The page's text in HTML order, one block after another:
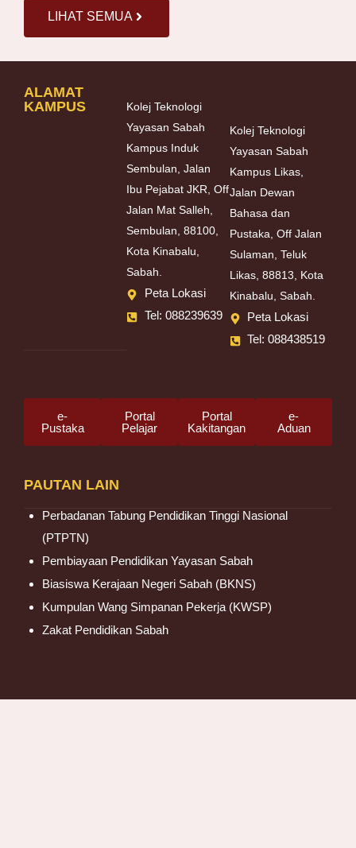
LIHAT SEMUA
PAUTAN LAIN
Perbadanan Tabung Pendidikan Tinggi Nasional
(PTPTN)
Pembiayaan Pendidikan Yayasan Sabah
Biasiswa Kerajaan Negeri Sabah (BKNS)
Kumpulan Wang Simpanan Pekerja (KWSP)
Zakat Pendidikan Sabah
ALAMAT
KAMPUS
Kolej Teknologi
Yayasan Sabah
Kampus Induk
Sembulan, Jalan
Ibu Pejabat JKR, Off
Jalan Mat Salleh,
Sembulan, 88100,
Kota Kinabalu,
Sabah.
Peta Lokasi
Tel: 088239639
Kolej Teknologi
Yayasan Sabah
Kampus Likas,
Jalan Dewan
Bahasa dan
Pustaka, Off Jalan
Sulaman, Teluk
Likas, 88813, Kota
Kinabalu, Sabah.
Peta Lokasi
Tel: 088438519
e-
Pustaka
Portal
Pelajar
Portal
Kakitangan
e-
Aduan